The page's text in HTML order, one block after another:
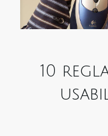
10